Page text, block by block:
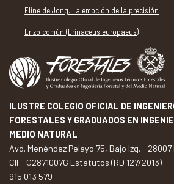
Eline de Jong. La emoción de la precisión
Erizo común (Erinaceus europaeus)
ILUSTRE COLEGIO OFICIAL DE
FORESTALES Y GRADUADOS EN
MEDIO NATURAL
Avd. Menéndez Pelayo 75, Bajo Izq. - 28007
CIF: Q2871007G Estatutos (RD 127/2013)
915 013 579